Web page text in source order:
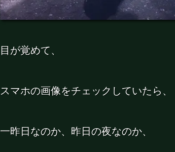
目が覚めて、
スマホの画像をチェックしていたら、
一昨日なのか、昨日の夜なのか、